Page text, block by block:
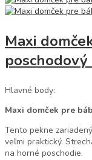
Maxi
Hlavné body:
Maxi domček pre
Tento pekne
veľmi praktický.
na horné poschodie.